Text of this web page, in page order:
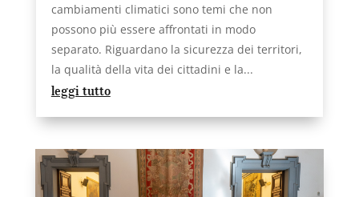
cambiamenti climatici sono temi che non
possono più essere affrontati in modo
separato. Riguardano la sicurezza dei territori,
la qualità della vita dei cittadini e la...
leggi tutto